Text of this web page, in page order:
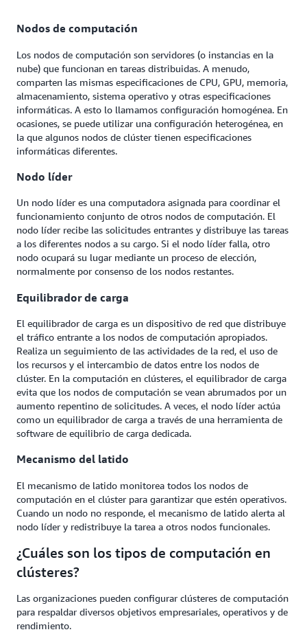
Nodos de computación
Los nodos de computación son servidores (o instancias en la
nube) que funcionan en tareas distribuidas. A menudo,
comparten las mismas especificaciones de CPU, GPU, memoria,
almacenamiento, sistema operativo y otras especificaciones
informáticas. A esto lo llamamos configuración homogénea. En
ocasiones, se puede utilizar una configuración heterogénea, en
la que algunos nodos de clúster tienen especificaciones
informáticas diferentes.
Nodo líder
Un nodo líder es una computadora asignada para coordinar el
funcionamiento conjunto de otros nodos de computación. El
nodo líder recibe las solicitudes entrantes y distribuye las tareas
a los diferentes nodos a su cargo. Si el nodo líder falla, otro
nodo ocupará su lugar mediante un proceso de elección,
normalmente por consenso de los nodos restantes.
Equilibrador de carga
El equilibrador de carga es un dispositivo de red que distribuye
el tráfico entrante a los nodos de computación apropiados.
Realiza un seguimiento de las actividades de la red, el uso de
los recursos y el intercambio de datos entre los nodos de
clúster. En la computación en clústeres, el equilibrador de carga
evita que los nodos de computación se vean abrumados por un
aumento repentino de solicitudes. A veces, el nodo líder actúa
como un equilibrador de carga a través de una herramienta de
software de equilibrio de carga dedicada.
Mecanismo del latido
El mecanismo de latido monitorea todos los nodos de
computación en el clúster para garantizar que estén operativos.
Cuando un nodo no responde, el mecanismo de latido alerta al
nodo líder y redistribuye la tarea a otros nodos funcionales.
¿Cuáles son los tipos de computación en
clústeres?
Las organizaciones pueden configurar clústeres de computación
para respaldar diversos objetivos empresariales, operativos y de
rendimiento.